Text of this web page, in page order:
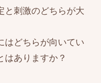
と刺激のどちらが大
はどちらが向いてい
はありますか？